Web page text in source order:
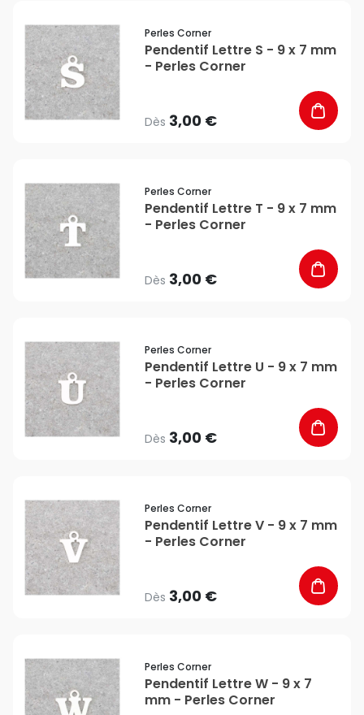
Perles Corner
Pendentif Lettre S - 9 x 7 mm
- Perles Corner
Dès 3,00 €
Perles Corner
Pendentif Lettre T - 9 x 7 mm
- Perles Corner
Dès 3,00 €
Perles Corner
Pendentif Lettre U - 9 x 7 mm
- Perles Corner
Dès 3,00 €
Perles Corner
Pendentif Lettre V - 9 x 7 mm
- Perles Corner
Dès 3,00 €
Perles Corner
Pendentif Lettre W - 9 x 7
mm - Perles Corner